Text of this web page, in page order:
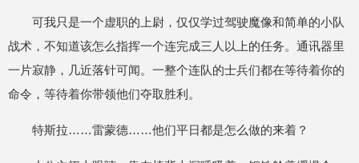
可我只是一个虚职的上尉，仅仅学过驾驶魔像和简单的小队
战术，不知道该怎么指挥一个连完成三人以上的任务。通讯器里
一片寂静，几近落针可闻。一整个连队的士兵们都在等待着你的
命令，等待着你带领他们夺取胜利。
特斯拉……雷蒙德……他们平日都是怎么做的来着？